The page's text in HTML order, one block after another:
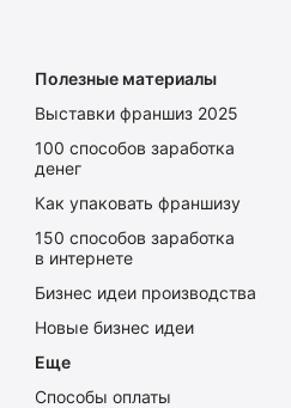
Полезные материалы
Выставки франшиз 2025
100 способов заработка
денег
Как упаковать франшизу
150 способов заработка
в интернете
Бизнес идеи производства
Новые бизнес идеи
Еще
Способы оплаты